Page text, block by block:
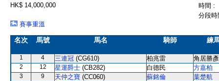
HK$ 14,000,000
時間 :
分段
賽事重溫
名次 馬號 馬名 騎師 練
1 4 三連冠 (CG610) 柏兆雷 角居勝彥
2 12 星運爵士 (CB282) 白德民 方嘉柏
3 9 天仲之寶 (CC060) 蘇銘倫 葉楚航